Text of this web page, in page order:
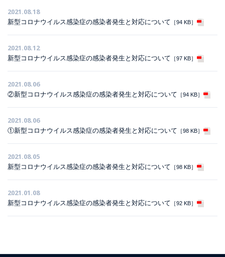
2021.08.18
新型コロナウイルス感染症の感染者発生と対応について ［94 KB］
2021.08.12
新型コロナウイルス感染症の感染者発生と対応について ［97 KB］
2021.08.06
②新型コロナウイルス感染症の感染者発生と対応について ［94 KB］
2021.08.06
①新型コロナウイルス感染症の感染者発生と対応について ［98 KB］
2021.08.05
新型コロナウイルス感染症の感染者発生と対応について ［98 KB］
2021.01.08
新型コロナウイルス感染症の感染者発生と対応について ［92 KB］